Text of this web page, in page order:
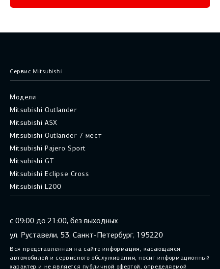
Сервис Mitsubishi
Модели
Mitsubishi Outlander
Mitsubishi ASX
Mitsubishi Outlander 7 мест
Mitsubishi Pajero Sport
Mitsubishi GT
Mitsubishi Eclipse Cross
Mitsubishi L200
с 09:00 до 21:00, без выходных
ул. Руставели, 53, Санкт-Петербург, 195220
Вся представленная на сайте информация, касающаяся
автомобилей и сервисного обслуживания, носит информационный
характер и не является публичной офертой, определяемой